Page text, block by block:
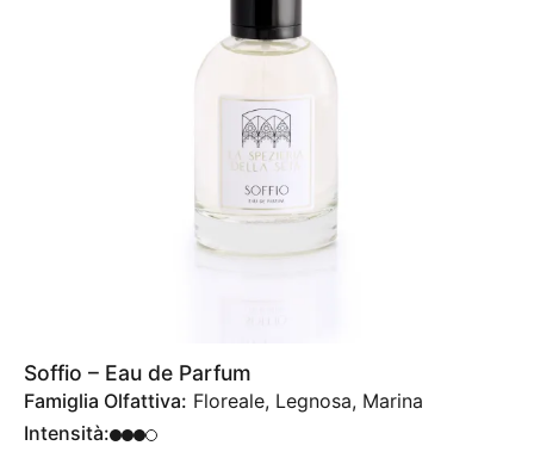
Soffio – Eau de Parfum
Famiglia Olfattiva: Floreale, Legnosa, Marina
Intensità: